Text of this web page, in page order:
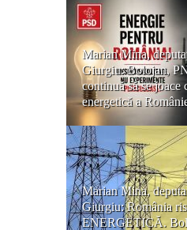
Marian Mina,
Giurgiu: Bolojan,
continuă să se joace
energetică a
Marian Mina,
Giurgiu: România
ENERGETICĂ.